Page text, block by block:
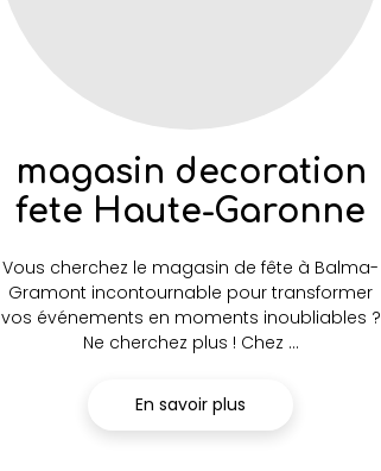
magasin decoration
fete Haute-Garonne
Vous cherchez le magasin de fête à Balma-
Gramont incontournable pour transformer
vos événements en moments inoubliables ?
Ne cherchez plus ! Chez ...
En savoir plus